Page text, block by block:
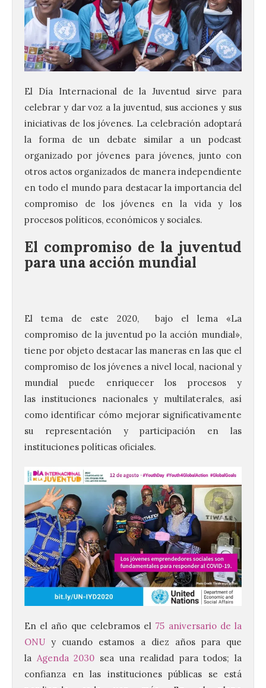
El Día Internacional de la Juventud sirve para
celebrar y dar voz a la juventud, sus acciones y sus
iniciativas de los jóvenes. La celebración adoptará
la forma de un debate similar a un podcast
organizado por jóvenes para jóvenes, junto con
otros actos organizados de manera independiente
en todo el mundo para destacar la importancia del
compromiso de los jóvenes en la vida y los
procesos políticos, económicos y sociales.
El compromiso de la juventud
para una acción mundial
El tema de este 2020, bajo el lema «La
compromiso de la juventud po la acción mundial»,
tiene por objeto destacar las maneras en las que el
compromiso de los jóvenes a nivel local, nacional y
mundial puede enriquecer los procesos y
las instituciones nacionales y multilaterales, así
como identificar cómo mejorar significativamente
su representación y participación en las
instituciones políticas oficiales.
En el año que celebramos el 75 aniversario de la
ONU y cuando estamos a diez años para que
la Agenda 2030 sea una realidad para todos; la
confianza en las instituciones públicas se está